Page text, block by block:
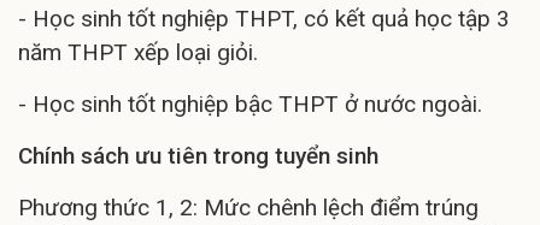
- Học sinh tốt nghiệp THPT, có kết quả học tập 3
năm THPT xếp loại giỏi.
- Học sinh tốt nghiệp bậc THPT ở nước ngoài.
Chính sách ưu tiên trong tuyển sinh
Phương thức 1, 2: Mức chênh lệch điểm trúng